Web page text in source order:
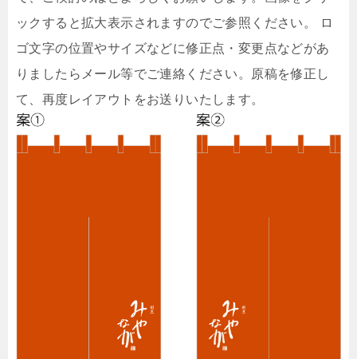
ックすると拡大表示されますのでご参照ください。 ロ
ゴ文字の位置やサイズなどに修正点・変更点などがあ
りましたらメール等でご連絡ください。原稿を修正し
て、再度レイアウトをお送りいたします。